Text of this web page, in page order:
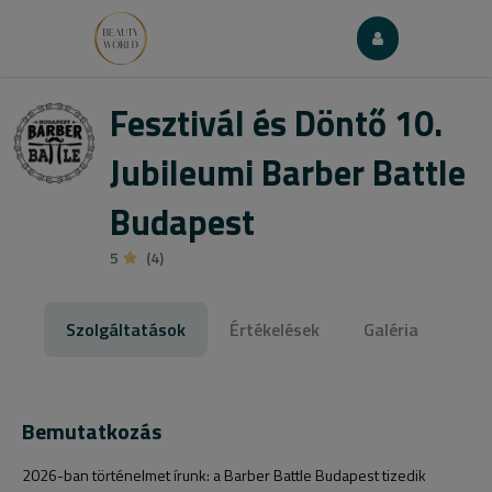
Fesztivál és Döntő 10.
Jubileumi Barber Battle
Budapest
5 (4)
Szolgáltatások Értékelések Galéria
Bemutatkozás
2026-ban történelmet írunk: a Barber Battle Budapest tizedik